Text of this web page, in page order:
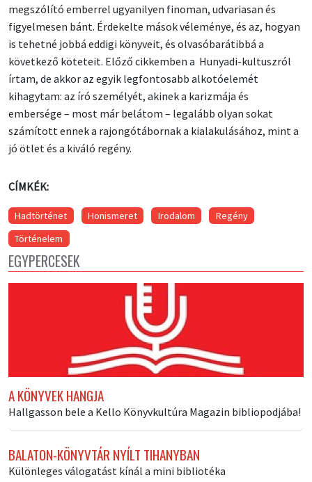
megszólító emberrel ugyanilyen finoman, udvariasan és
figyelmesen bánt. Érdekelte mások véleménye, és az, hogyan
is tehetné jobbá eddigi könyveit, és olvasóbarátibbá a
következő köteteit. Előző cikkemben a Hunyadi-kultuszról
írtam, de akkor az egyik legfontosabb alkotóelemét
kihagytam: az író személyét, akinek a karizmája és
embersége – most már belátom – legalább olyan sokat
számított ennek a rajongótábornak a kialakulásához, mint a
jó ötlet és a kiváló regény.
CÍMKÉK:
Hadtörténet Honismeret Irodalom
Regény
Történelem
EGYPERCESEK
A KÖNYVEK HANGJA
Hallgasson bele a Kello Könyvkultúra Magazin bibliopodjába!
BALATON-KÖNYVTÁR NYÍLT TIHANYBAN
Különleges válogatást kínál a mini bibliotéka